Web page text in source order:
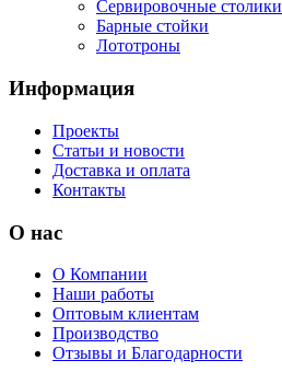
Сервировочные столики
Барные стойки
Лототроны
Информация
Проекты
Статьи и новости
Доставка и оплата
Контакты
О нас
О Компании
Наши работы
Оптовым клиентам
Производство
Отзывы и Благодарности